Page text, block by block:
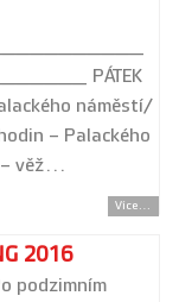
PÁTEK
náměstí/
– Palackého
– věž…
Více...
2016
podzimním